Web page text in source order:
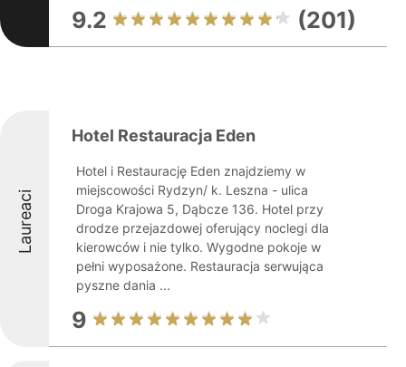
9.2 (201)
Laureaci
Hotel Restauracja Eden
Hotel i Restaurację Eden znajdziemy w
miejscowości Rydzyn/ k. Leszna - ulica
Droga Krajowa 5, Dąbcze 136. Hotel przy
drodze przejazdowej oferujący noclegi dla
kierowców i nie tylko. Wygodne pokoje w
pełni wyposażone. Restauracja serwująca
pyszne dania ...
9